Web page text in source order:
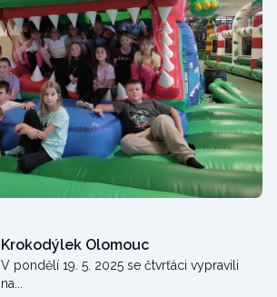
Krokodýlek Olomouc
V pondělí 19. 5. 2025 se čtvrťáci vypravili
na...